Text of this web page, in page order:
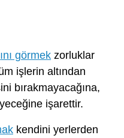
görmek zorluklar
işlerin altından
bırakmayacağına,
işarettir.
kendini yerlerden